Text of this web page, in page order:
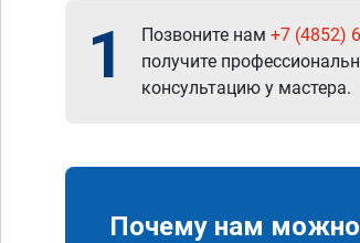
1 Позвоните нам +7 (4852)
получите
консультацию у мастера.
Почему нам можно